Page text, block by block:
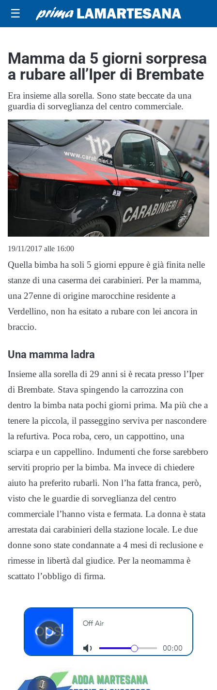
☰
Mamma da 5 giorni sorpresa
a rubare all’Iper di Brembate
Era insieme alla sorella. Sono state beccate da una
guardia di sorveglianza del centro commerciale.
19/11/2017 alle 16:00
Quella bimba ha soli 5 giorni eppure è già finita nelle
stanze di una caserma dei carabinieri. Per la mamma,
una 27enne di origine marocchine residente a
Verdellino, non ha esitato a rubare con lei ancora in
braccio.
Una mamma ladra
Insieme alla sorella di 29 anni si è recata presso l’Iper
di Brembate. Stava spingendo la carrozzina con
dentro la bimba nata pochi giorni prima. Ma più che a
tenere la piccola, il passeggino serviva per nascondere
la refurtiva. Poca roba, cero, un cappottino, una
sciarpa e un cappellino. Indumenti che forse sarebbero
serviti proprio per la bimba. Ma invece di chiedere
aiuto ha preferito rubarli. Non l’ha fatta franca, però,
visto che le guardie di sorveglianza del centro
commerciale l’hanno vista e fermata. La donna è stata
arrestata dai carabinieri della stazione locale. Le due
donne sono state condannate a 4 mesi di reclusione e
rimesse in libertà dal giudice. Per la neomamma è
scattato l’obbligo di firma.